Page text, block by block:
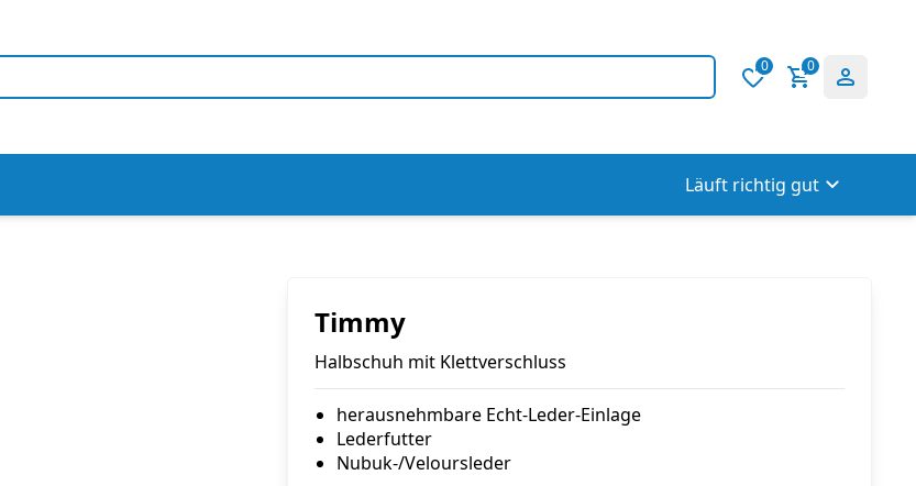
0 0
Läuft richtig gut
Timmy
Halbschuh mit Klettverschluss
herausnehmbare Echt-Leder-Einlage
Lederfutter
Nubuk-/Veloursleder